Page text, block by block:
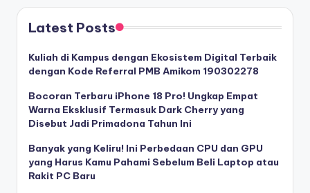
Latest Posts
Kuliah di Kampus dengan Ekosistem Digital Terbaik
dengan Kode Referral PMB Amikom 190302278
Bocoran Terbaru iPhone 18 Pro! Ungkap Empat
Warna Eksklusif Termasuk Dark Cherry yang
Disebut Jadi Primadona Tahun Ini
Banyak yang Keliru! Ini Perbedaan CPU dan GPU
yang Harus Kamu Pahami Sebelum Beli Laptop atau
Rakit PC Baru